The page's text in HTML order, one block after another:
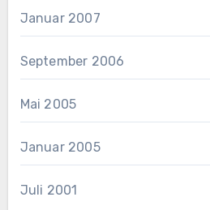
Januar 2007
September 2006
Mai 2005
Januar 2005
Juli 2001